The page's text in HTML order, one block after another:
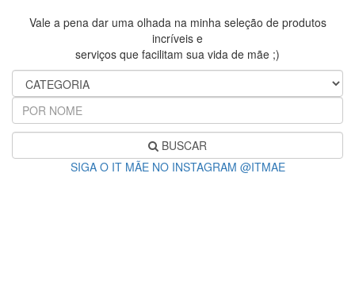
Vale a pena dar uma olhada na minha seleção de produtos
incríveis e
serviços que facilitam sua vida de mãe ;)
BUSCAR
SIGA O IT MÃE NO INSTAGRAM @ITMAE